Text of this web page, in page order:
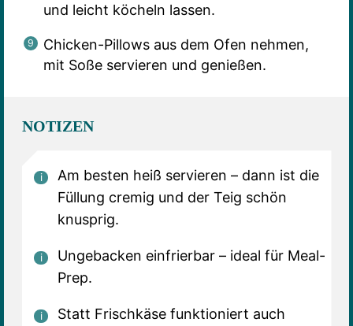
und leicht köcheln lassen.
Chicken-Pillows aus dem Ofen nehmen,
mit Soße servieren und genießen.
NOTIZEN
Am besten heiß servieren – dann ist die
Füllung cremig und der Teig schön
knusprig.
Ungebacken einfrierbar – ideal für Meal-
Prep.
Statt Frischkäse funktioniert auch